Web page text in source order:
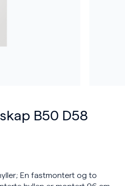
B50 D58
En fastmontert og to